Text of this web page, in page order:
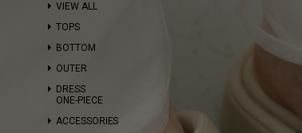
VIEW ALL
TOPS
BOTTOM
OUTER
DRESS
ONE-PIECE
ACCESSORIES